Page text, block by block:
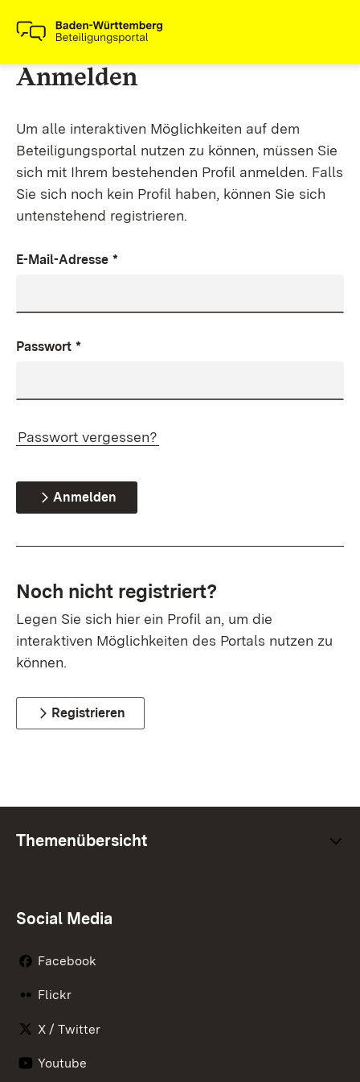
Anmelden
Um alle interaktiven Möglichkeiten auf dem
Beteiligungsportal nutzen zu können, müssen Sie
sich mit Ihrem bestehenden Profil anmelden. Falls
Sie sich noch kein Profil haben, können Sie sich
untenstehend registrieren.
E-Mail-Adresse *
Passwort *
Passwort vergessen?
Anmelden
Noch nicht registriert?
Legen Sie sich hier ein Profil an, um die
interaktiven Möglichkeiten des Portals nutzen zu
können.
Registrieren
Themenübersicht
Social Media
Facebook
Flickr
X / Twitter
Youtube